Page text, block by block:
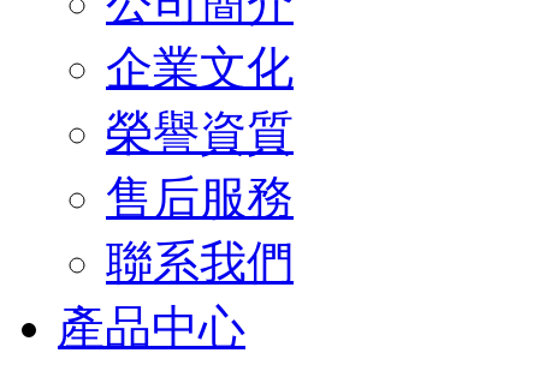
企業文化
榮譽資質
售后服務
聯系我們
產品中心